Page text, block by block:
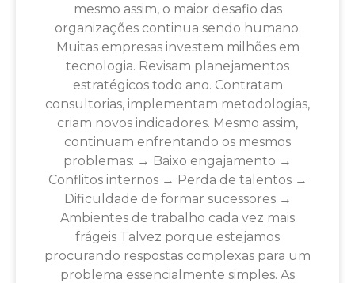
mesmo assim, o maior desafio das
organizações continua sendo humano.
Muitas empresas investem milhões em
tecnologia. Revisam planejamentos
estratégicos todo ano. Contratam
consultorias, implementam metodologias,
criam novos indicadores. Mesmo assim,
continuam enfrentando os mesmos
problemas: → Baixo engajamento →
Conflitos internos → Perda de talentos →
Dificuldade de formar sucessores →
Ambientes de trabalho cada vez mais
frágeis Talvez porque estejamos
procurando respostas complexas para um
problema essencialmente simples. As